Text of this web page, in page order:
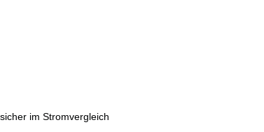
im Stromvergleich